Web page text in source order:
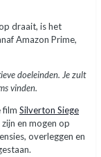
draait, is het
Amazon Prime,
doeleinden. Je zult
vinden.
film Silverton Siege
en mogen op
overleggen en